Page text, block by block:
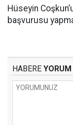
Hüseyin
başvurusu
HABERE